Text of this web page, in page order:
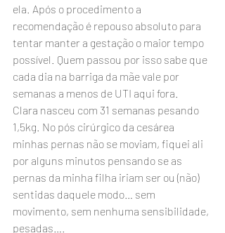
ela. Após o procedimento a
recomendação é repouso absoluto para
tentar manter a gestação o maior tempo
possível. Quem passou por isso sabe que
cada dia na barriga da mãe vale por
semanas a menos de UTI aqui fora.
Clara nasceu com 31 semanas pesando
1,5kg. No pós cirúrgico da cesárea
minhas pernas não se moviam, fiquei ali
por alguns minutos pensando se as
pernas da minha filha iriam ser ou (não)
sentidas daquele modo… sem
movimento, sem nenhuma sensibilidade,
pesadas….